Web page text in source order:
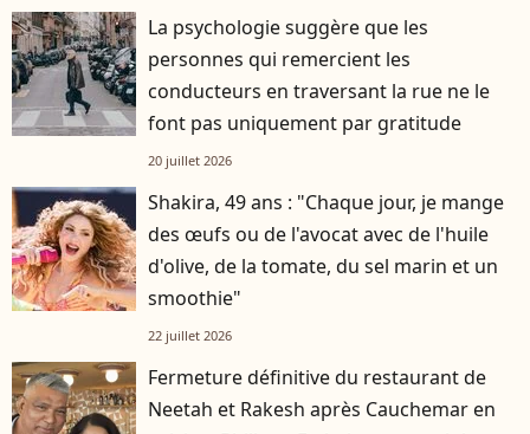
La psychologie suggère que les
personnes qui remercient les
conducteurs en traversant la rue ne le
font pas uniquement par gratitude
20 juillet 2026
Shakira, 49 ans : "Chaque jour, je mange
des œufs ou de l'avocat avec de l'huile
d'olive, de la tomate, du sel marin et un
smoothie"
22 juillet 2026
Fermeture définitive du restaurant de
Neetah et Rakesh après Cauchemar en